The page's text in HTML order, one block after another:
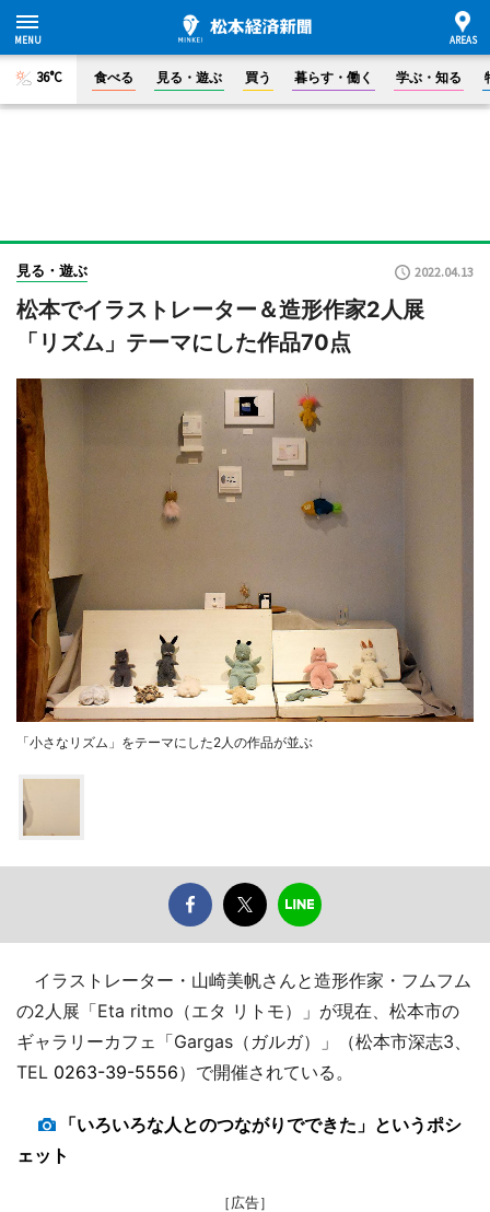
36°C 食べる 見る・遊ぶ 買う 暮らす・働く 学ぶ・知る
見る・遊ぶ 2022.04.13
松本でイラストレーター＆造形作家2人展
「リズム」テーマにした作品70点
「小さなリズム」をテーマにした2人の作品が並ぶ
イラストレーター・山崎美帆さんと造形作家・フムフム
の2人展「Eta ritmo（エタ リトモ）」が現在、松本市の
ギャラリーカフェ「Gargas（ガルガ）」（松本市深志3、
TEL 0263-39-5556）で開催されている。
「いろいろな人とのつながりでできた」というポシ
ェット
［広告］